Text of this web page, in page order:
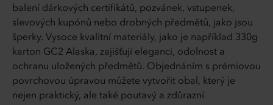
balení dárkových certifikátů, pozvánek, vstupenek,
slevových kupónů nebo drobných předmětů, jako jsou
šperky. Vysoce kvalitní materiály, jako je například 330g
karton GC2 Alaska, zajišťují eleganci, odolnost a
ochranu uložených předmětů. Objednáním s prémiovou
povrchovou úpravou můžete vytvořit obal, který je
nejen praktický, ale také poutavý a zdůrazní